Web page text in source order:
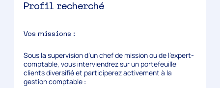
Profil recherché
Vos missions :
Sous la supervision d’un chef de mission ou de l’expert-
comptable, vous interviendrez sur un portefeuille
clients diversifié et participerez activement à la
gestion comptable :